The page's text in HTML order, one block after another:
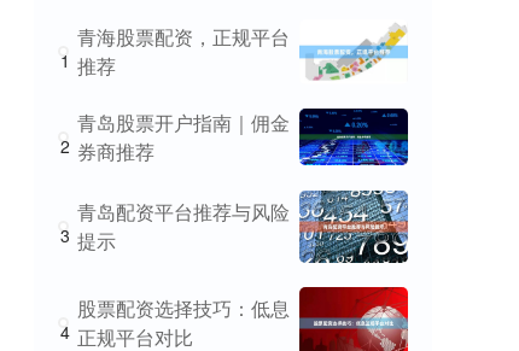
1
青海股票配资，正规平台
推荐
2
青岛股票开户指南｜佣金
券商推荐
3
青岛配资平台推荐与风险
提示
4
股票配资选择技巧：低息
正规平台对比